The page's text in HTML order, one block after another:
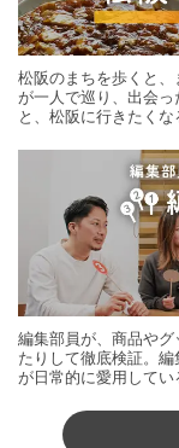
松阪のまちを歩くと
が一人で巡り、出会
と、松阪に行きたくな
編集部員が、商品や
たりして徹底検証。
が日常的に愛用してい